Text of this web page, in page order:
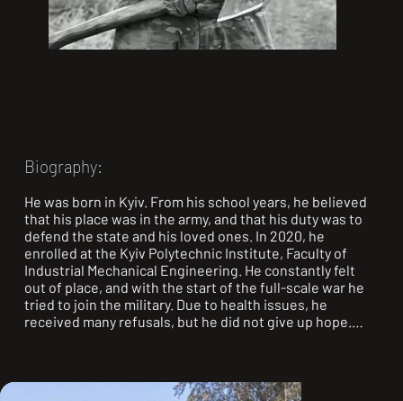
Biography:
He was born in Kyiv. From his school years, he believed
that his place was in the army, and that his duty was to
defend the state and his loved ones. In 2020, he
enrolled at the Kyiv Polytechnic Institute, Faculty of
Industrial Mechanical Engineering. He constantly felt
out of place, and with the start of the full-scale war he
tried to join the military. Due to health issues, he
received many refusals, but he did not give up hope.
aimer. He constantly worked on self-improvement,